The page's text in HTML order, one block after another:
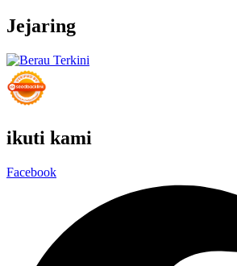
Jejaring
ikuti kami
Facebook